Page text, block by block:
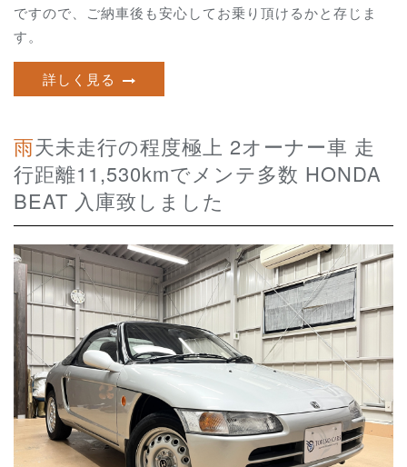
ですので、ご納車後も安心してお乗り頂けるかと存じま
す。
詳しく見る
雨天未走行の程度極上 2オーナー車 走
行距離11,530kmでメンテ多数 HONDA
BEAT 入庫致しました